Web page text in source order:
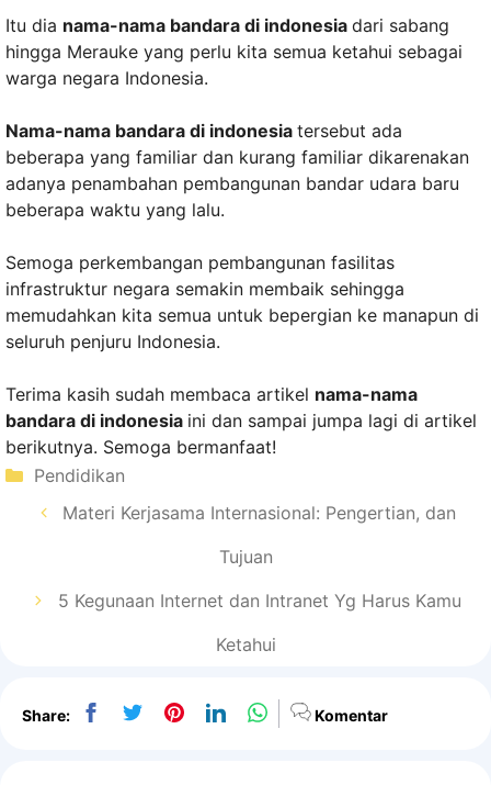
Itu dia nama-nama bandara di indonesia dari sabang
hingga Merauke yang perlu kita semua ketahui sebagai
warga negara Indonesia.
Nama-nama bandara di indonesia tersebut ada
beberapa yang familiar dan kurang familiar dikarenakan
adanya penambahan pembangunan bandar udara baru
beberapa waktu yang lalu.
Semoga perkembangan pembangunan fasilitas
infrastruktur negara semakin membaik sehingga
memudahkan kita semua untuk bepergian ke manapun di
seluruh penjuru Indonesia.
Terima kasih sudah membaca artikel nama-nama
bandara di indonesia ini dan sampai jumpa lagi di artikel
berikutnya. Semoga bermanfaat!
Kategori
Pendidikan
Materi Kerjasama Internasional: Pengertian, dan
Tujuan
5 Kegunaan Internet dan Intranet Yg Harus Kamu
Ketahui
Share: Komentar